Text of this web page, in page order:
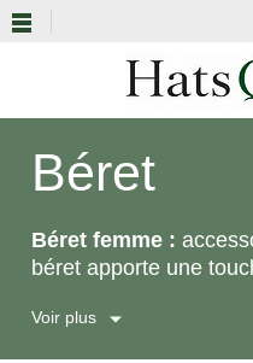
Béret
Béret femme :
béret apporte une
confortables, faciles à
Voir plus